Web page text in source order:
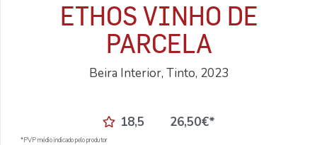
ETHOS VINHO DE
PARCELA
Beira Interior, Tinto, 2023
18,5 26,50€*
*PVP médio indicado pelo produtor